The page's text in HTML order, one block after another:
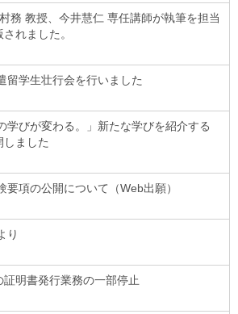
務 教授、今井慧仁 専任講師が執筆を担当
れました。
留学生壮行会を行いました
学びが変わる。」新たな学びを紹介する
しました
要項の公開について（Web出願）
り
明書発行業務の一部停止